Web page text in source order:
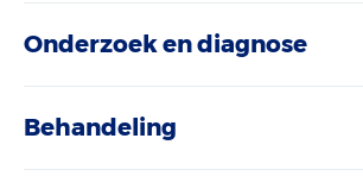
Onderzoek en diagnose
Behandeling